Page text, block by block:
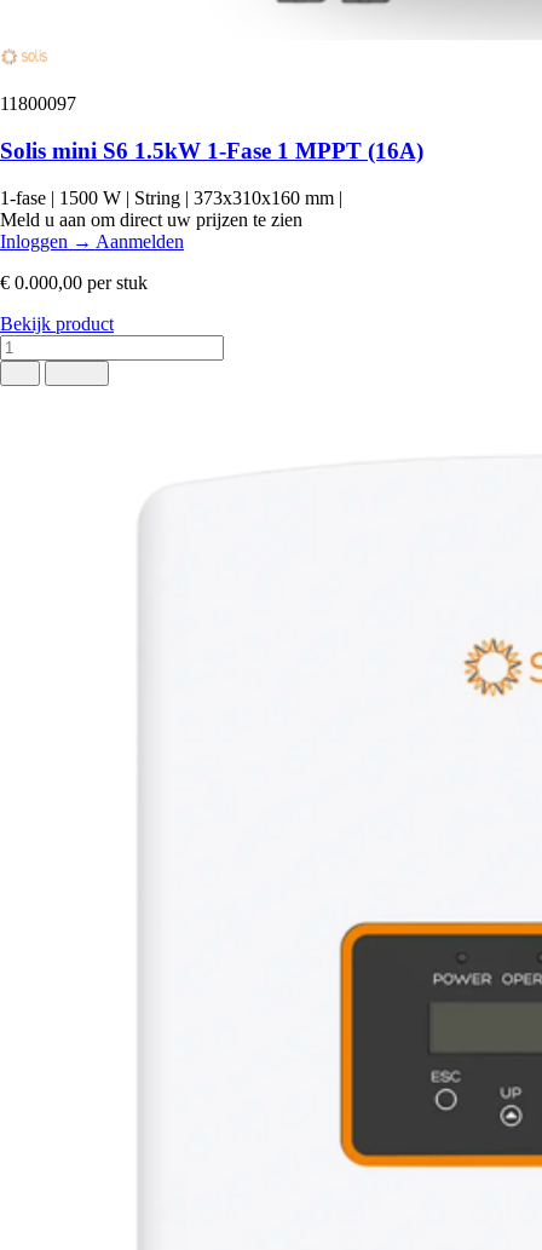
11800097
Solis mini S6 1.5kW 1-Fase 1 MPPT (16A)
1-fase | 1500 W | String | 373x310x160 mm |
Meld u aan om direct uw prijzen te zien
Inloggen → Aanmelden
€ 0.000,00 per stuk
Bekijk product